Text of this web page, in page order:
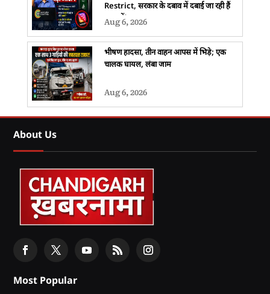
Restrict, सरकार के दबाव में दबाई जा रही हैं
आवाजें’
Aug 6, 2026
भीषण हादसा, तीन वाहन आपस में भिड़े; एक
चालक घायल, लंबा जाम
Aug 6, 2026
About Us
Most Popular